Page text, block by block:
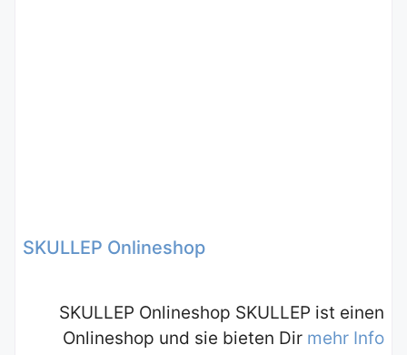
SKULLEP Onlineshop
SKULLEP Onlineshop SKULLEP ist einen
Onlineshop und sie bieten Dir mehr Info